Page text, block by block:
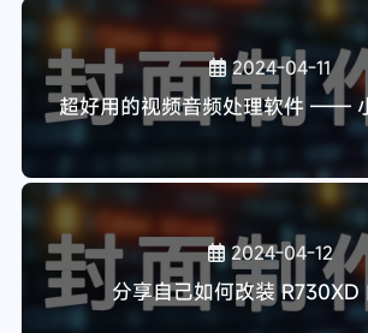
2024-04-11
超好用的视频音频处理软件 ——
2024-04-12
分享自己如何改装 R730XD